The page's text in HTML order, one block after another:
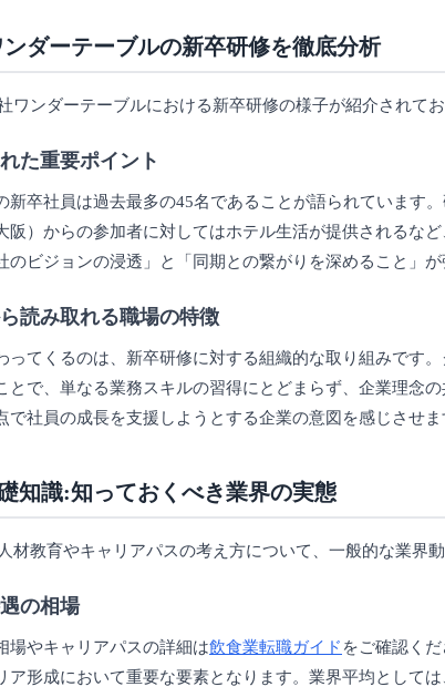
ダーテーブルの新卒研修を徹底分析
ワンダーテーブルにおける新卒研修の様子が紹介されて
た重要ポイント
新卒社員は過去最多の45名であることが語られています
阪）からの参加者に対してはホテル生活が提供されるな
のビジョンの浸透」と「同期との繋がりを深めること」
読み取れる職場の特徴
ってくるのは、新卒研修に対する組織的な取り組みです
とで、単なる業務スキルの習得にとどまらず、企業理念
で社員の成長を支援しようとする企業の意図を感じさせま
知識:知っておくべき業界の実態
材教育やキャリアパスの考え方について、一般的な業界
の相場
場やキャリアパスの詳細は飲食業転職ガイド をご確認く
ア形成において重要な要素となります。業界平均として